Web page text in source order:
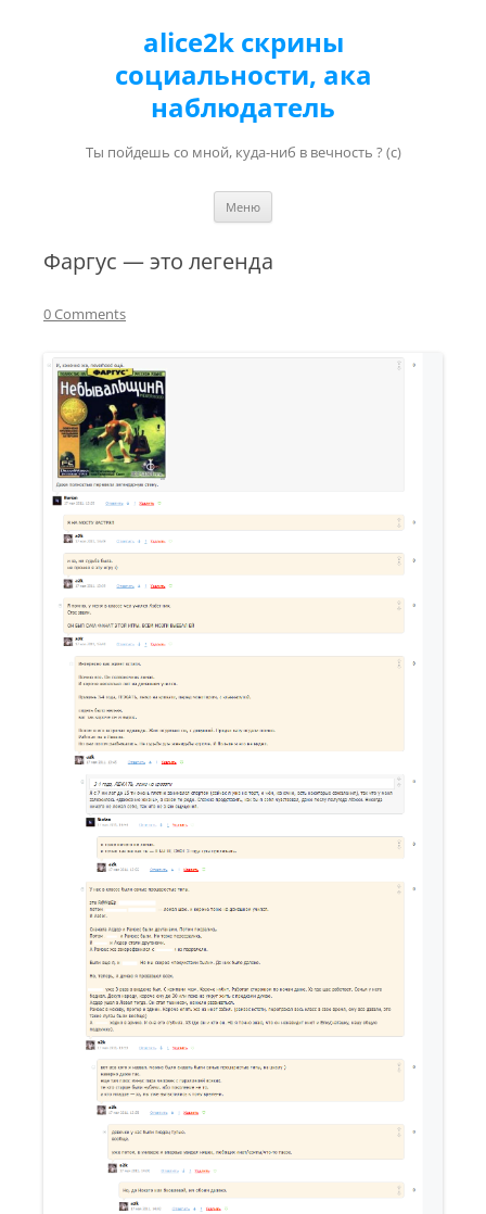
alice2k скрины
социальности, ака
наблюдатель
Ты пойдешь со мной, куда-ниб в вечность ? (с)
Меню
Фаргус — это легенда
0 Comments